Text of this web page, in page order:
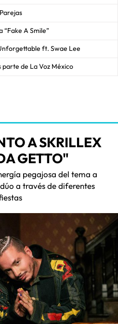
A Smile”
ft. Swae Lee
de La Voz México
A SKRILLEX
GETTO"
pegajosa del tema a
a través de diferentes